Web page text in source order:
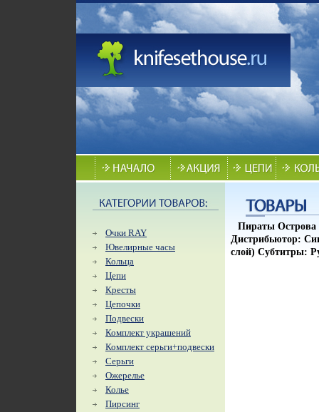
Очки RAY
Ювелирные часы
Кольца
Цепи
Кресты
Цепочки
Подвески
Комплект украшений
Комплект серьги+подвески
Серьги
Ожерелье
Колье
Пирсинг
Пираты Острова
Дистрибьютор:
слой) Субтитры: